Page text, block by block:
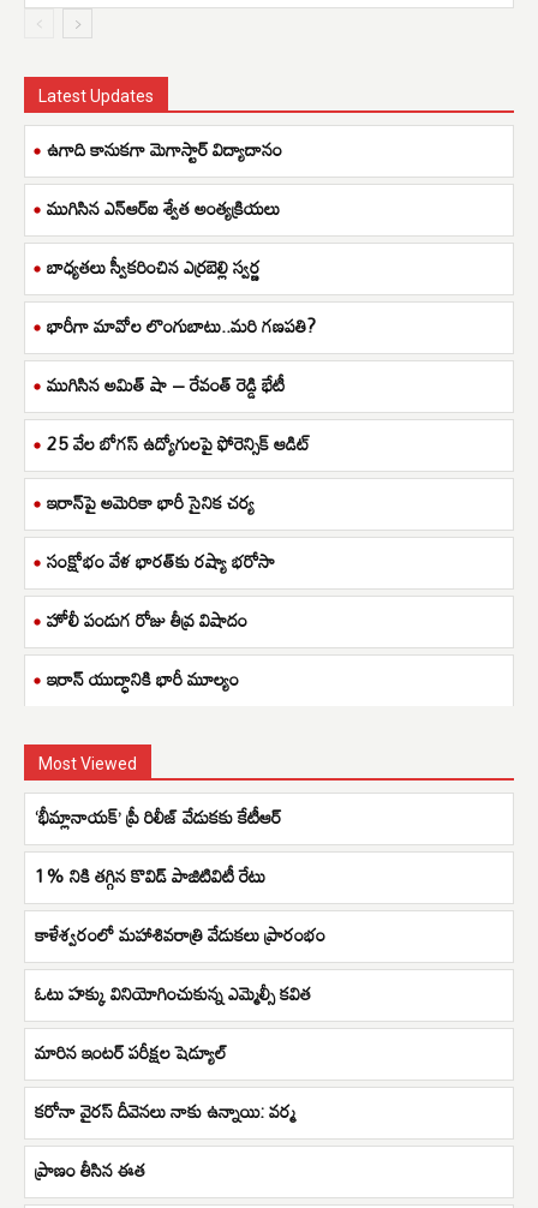
Latest Updates
ఉగాది కానుకగా మెగాస్టార్ విద్యాదానం
ముగిసిన ఎన్ఆర్ఐ శ్వేత అంత్యక్రియలు
బాధ్యతలు స్వీకరించిన ఎర్రబెల్లి స్వర్ణ
భారీగా మావోల లొంగుబాటు..మరి గణపతి?
ముగిసిన అమిత్ షా – రేవంత్ రెడ్డి భేటీ
25 వేల బోగస్ ఉద్యోగులపై ఫోరెన్సిక్ ఆడిట్
ఇరాన్‌పై అమెరికా భారీ సైనిక చర్య
సంక్షోభం వేళ భారత్‌కు రష్యా భరోసా
హోలీ పండుగ రోజు తీవ్ర విషాదం
ఇరాన్ యుద్ధానికి భారీ మూల్యం
Most Viewed
‘భీమ్లానాయక్’ ప్రీ రిలీజ్ వేడుకకు కేటీఆర్
1% నికి తగ్గిన కొవిడ్ పాజిటివిటీ రేటు
కాళేశ్వరంలో మహాశివరాత్రి వేడుకలు ప్రారంభం
ఓటు హక్కు వినియోగించుకున్న ఎమ్మెల్సీ కవిత
మారిన ఇంటర్ పరీక్షల షెడ్యూల్
కరోనా వైరస్ దీవెనలు నాకు ఉన్నాయి: వర్మ
ప్రాణం తీసిన ఈత